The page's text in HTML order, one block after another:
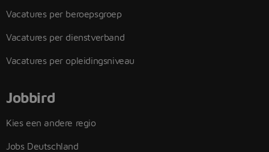
Vacatures per beroepsgroep
Vacatures per dienstverband
Vacatures per opleidingsniveau
Jobbird
Kies een andere regio
Jobs Deutschland